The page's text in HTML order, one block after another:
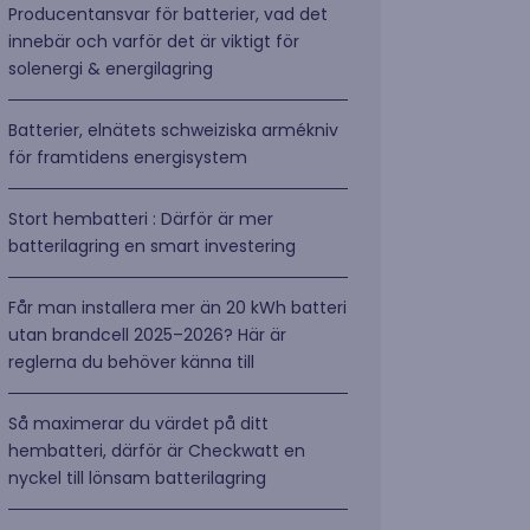
Producentansvar för batterier, vad det
innebär och varför det är viktigt för
solenergi & energilagring
Batterier, elnätets schweiziska armékniv
för framtidens energisystem
Stort hembatteri : Därför är mer
batterilagring en smart investering
Får man installera mer än 20 kWh batteri
utan brandcell 2025–2026? Här är
reglerna du behöver känna till
Så maximerar du värdet på ditt
hembatteri, därför är Checkwatt en
nyckel till lönsam batterilagring